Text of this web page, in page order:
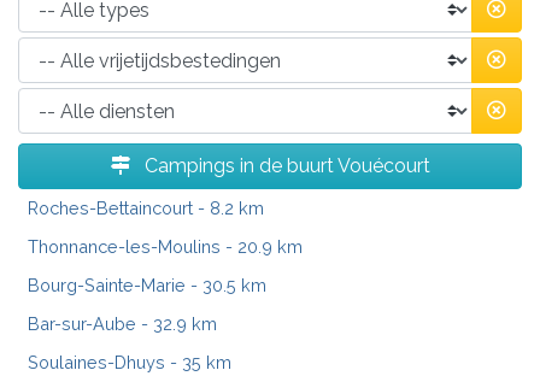
Campings in de buurt Vouécourt
Roches-Bettaincourt - 8.2 km
Thonnance-les-Moulins - 20.9 km
Bourg-Sainte-Marie - 30.5 km
Bar-sur-Aube - 32.9 km
Soulaines-Dhuys - 35 km